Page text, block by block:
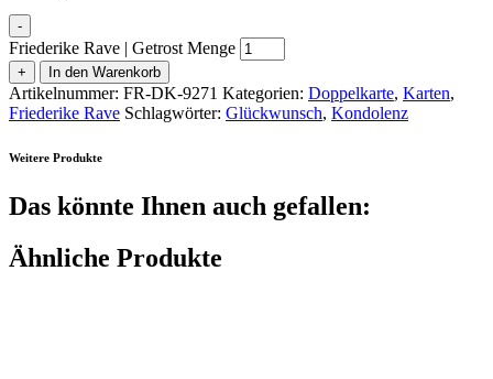
-
Friederike Rave | Getrost Menge
+ In den Warenkorb
Artikelnummer: FR-DK-9271 Kategorien: Doppelkarte, Karten,
Friederike Rave Schlagwörter: Glückwunsch, Kondolenz
Weitere Produkte
Das könnte Ihnen auch gefallen:
Ähnliche Produkte